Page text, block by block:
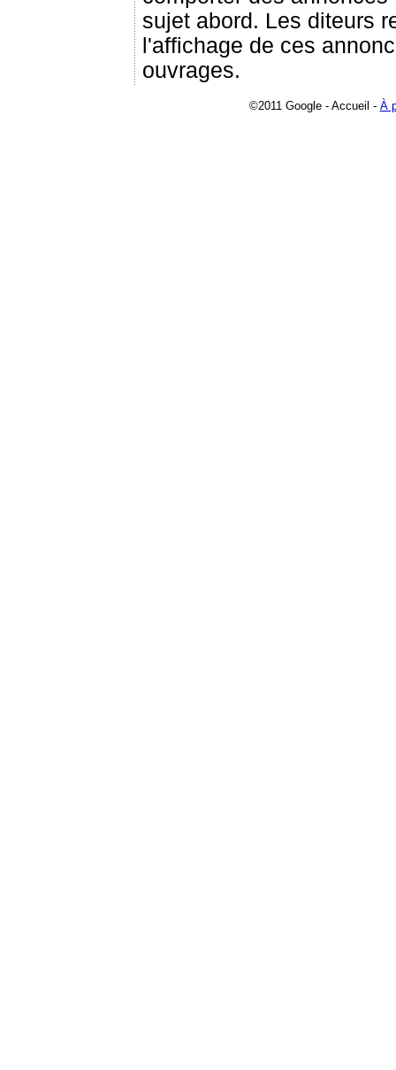
sujet abord. Les diteurs
l'affichage de ces
ouvrages.
©2011 Google - Accueil - À